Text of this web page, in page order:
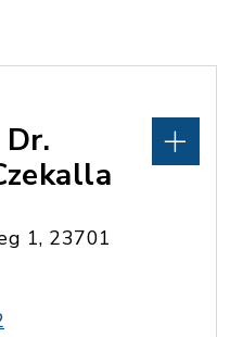
1, 23701